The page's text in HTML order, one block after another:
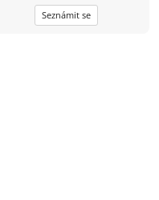
Seznámit se